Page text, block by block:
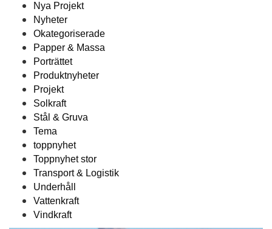
Nya Projekt
Nyheter
Okategoriserade
Papper & Massa
Porträttet
Produktnyheter
Projekt
Solkraft
Stål & Gruva
Tema
toppnyhet
Toppnyhet stor
Transport & Logistik
Underhåll
Vattenkraft
Vindkraft